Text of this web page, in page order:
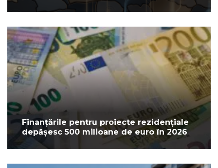
Finanțările pentru proiecte rezidențiale
depășesc 500 milioane de euro în 2026